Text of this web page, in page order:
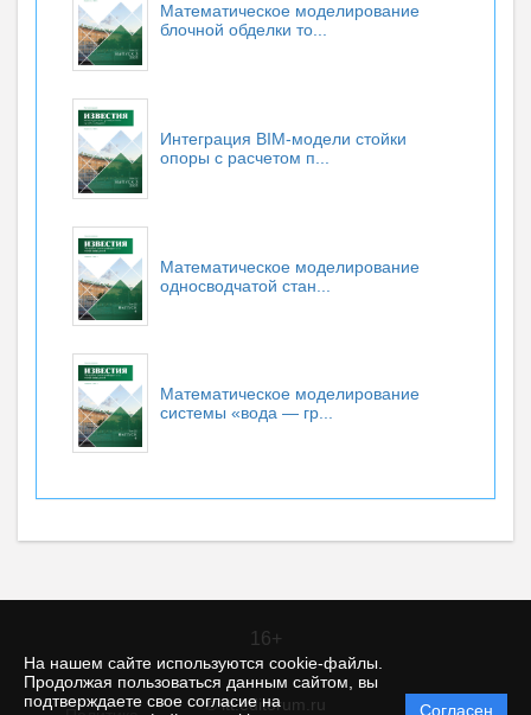
На нашем сайте используются cookie-файлы.
Продолжая пользоваться данным сайтом, вы
подтверждаете свое согласие на
Согласен
Математическое моделирование
блочной обделки то...
Интеграция BIM-модели стойки
опоры с расчетом п...
Математическое моделирование
односводчатой стан...
Математическое моделирование
системы «вода — гр...
16+
© itt.editorum.ru